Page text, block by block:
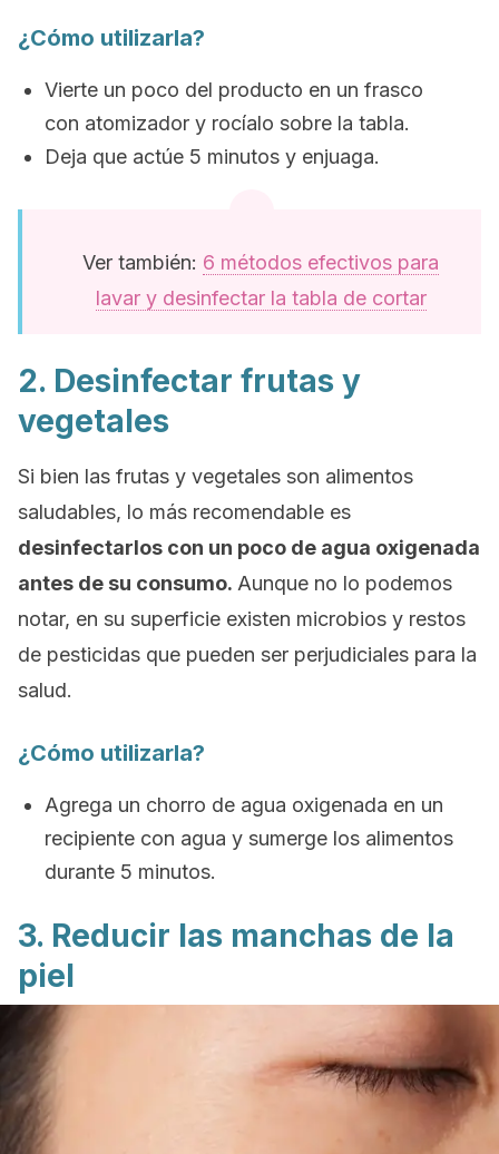
¿Cómo utilizarla?
Vierte un poco del producto en un frasco
con atomizador y rocíalo sobre la tabla.
Deja que actúe 5 minutos y enjuaga.
Ver también: 6 métodos efectivos para
lavar y desinfectar la tabla de cortar
2. Desinfectar frutas y
vegetales
Si bien las frutas y vegetales son alimentos
saludables, lo más recomendable es
desinfectarlos con un poco de agua oxigenada
antes de su consumo. Aunque no lo podemos
notar, en su superficie existen microbios y restos
de pesticidas que pueden ser perjudiciales para la
salud.
¿Cómo utilizarla?
Agrega un chorro de agua oxigenada en un
recipiente con agua y sumerge los alimentos
durante 5 minutos.
3. Reducir las manchas de la
piel